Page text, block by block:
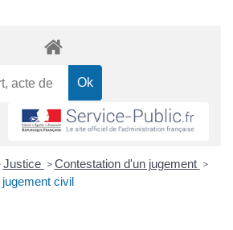
Justice > Contestation d'un jugement >
civil